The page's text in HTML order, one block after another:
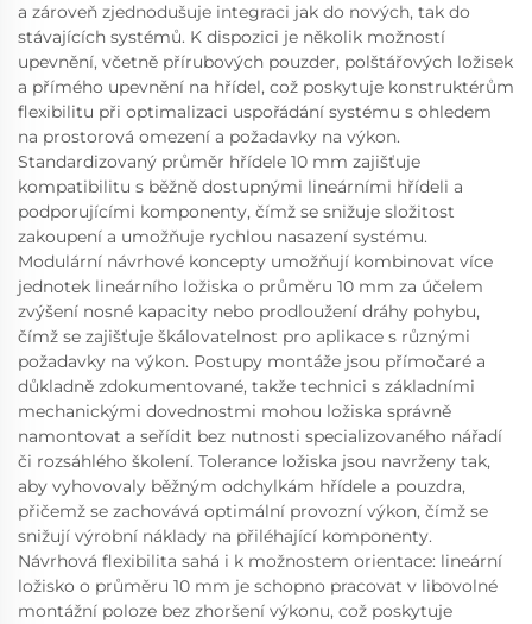
a zároveň zjednodušuje integraci jak do nových, tak do
stávajících systémů. K dispozici je několik možností
upevnění, včetně přírubových pouzder, polštářových ložisek
a přímého upevnění na hřídel, což poskytuje konstruktérům
flexibilitu při optimalizaci uspořádání systému s ohledem
na prostorová omezení a požadavky na výkon.
Standardizovaný průměr hřídele 10 mm zajišťuje
kompatibilitu s běžně dostupnými lineárními hřídeli a
podporujícími komponenty, čímž se snižuje složitost
zakoupení a umožňuje rychlou nasazení systému.
Modulární návrhové koncepty umožňují kombinovat více
jednotek lineárního ložiska o průměru 10 mm za účelem
zvýšení nosné kapacity nebo prodloužení dráhy pohybu,
čímž se zajišťuje škálovatelnost pro aplikace s různými
požadavky na výkon. Postupy montáže jsou přímočaré a
důkladně zdokumentované, takže technici s základními
mechanickými dovednostmi mohou ložiska správně
namontovat a seřídit bez nutnosti specializovaného nářadí
či rozsáhlého školení. Tolerance ložiska jsou navrženy tak,
aby vyhovovaly běžným odchylkám hřídele a pouzdra,
přičemž se zachovává optimální provozní výkon, čímž se
snižují výrobní náklady na přiléhající komponenty.
Návrhová flexibilita sahá i k možnostem orientace: lineární
ložisko o průměru 10 mm je schopno pracovat v libovolné
montážní poloze bez zhoršení výkonu, což poskytuje